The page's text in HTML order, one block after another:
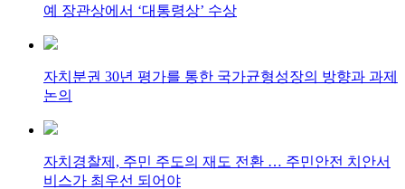
예 장관상에서 ‘대통령상’ 수상
자치분권 30년 평가를 통한 국가균형성장의 방향과 과제
논의
자치경찰제, 주민 주도의 재도 전환 … 주민안전 치안서
비스가 최우선 되어야